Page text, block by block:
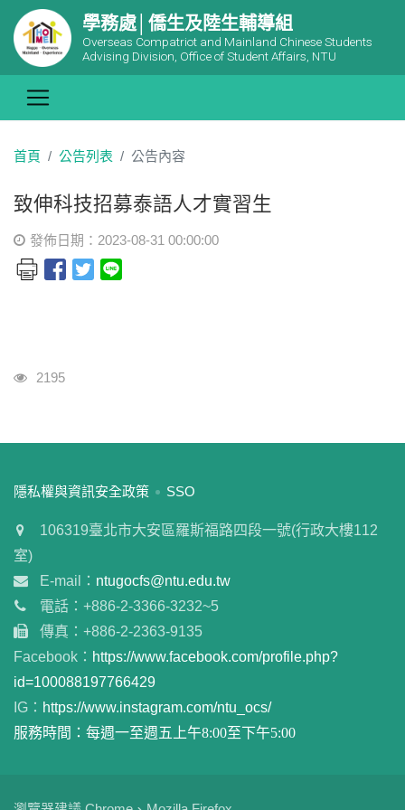
學務處│僑生及陸生輔導組
Overseas Compatriot and Mainland Chinese Students
Advising Division, Office of Student Affairs, NTU
首頁 公告列表 公告內容
致伸科技招募泰語人才實習生
發佈日期：2023-08-31 00:00:00
瀏覽人次
2195
:::
隱私權與資訊安全政策 SSO
106319臺北市大安區羅斯福路四段一號(行政大樓112
室)
E-mail： ntugocfs@ntu.edu.tw
電話：+886-2-3366-3232~5
傳真：+886-2-2363-9135
Facebook： https://www.facebook.com/profile.php?
id=100088197766429
IG： https://www.instagram.com/ntu_ocs/
服務時間：每週一至週五上午8:00至下午5:00